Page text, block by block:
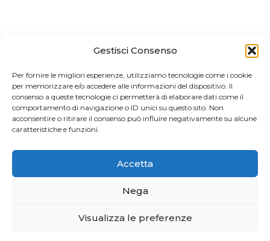
Gestisci Consenso
Per fornire le migliori esperienze, utilizziamo tecnologie come i cookie
per memorizzare e/o accedere alle informazioni del dispositivo. Il
consenso a queste tecnologie ci permetterà di elaborare dati come il
comportamento di navigazione o ID unici su questo sito. Non
acconsentire o ritirare il consenso può influire negativamente su alcune
caratteristiche e funzioni.
Accetta
Nega
Visualizza le preferenze
Paginazione
degli
articoli
più recenti meno recenti
Privacy e Cookie Policy| 2026 Powered by